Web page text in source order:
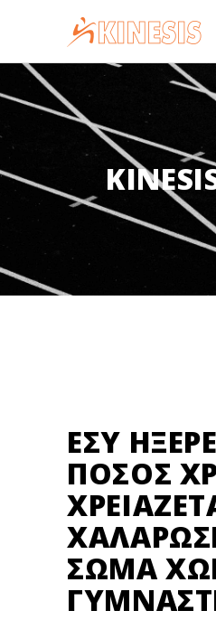
ΕΣΎ
ΠΌΣΟΣ
ΣΏΜΑ